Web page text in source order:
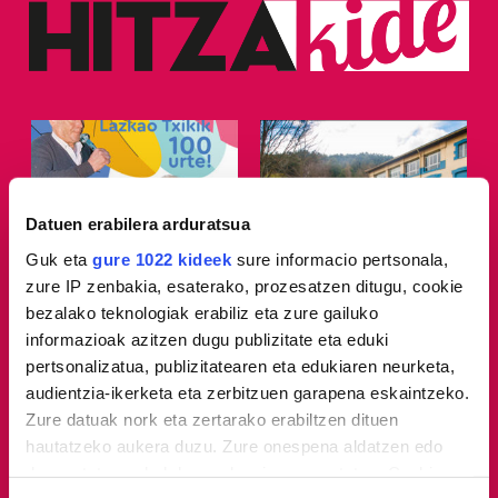
Datuen erabilera arduratsua
Guk eta gure 1022 kideek sure informacio pertsonala,
zure IP zenbakia, esaterako, prozesatzen ditugu, cookie
bezalako teknologiak erabiliz eta zure gailuko
informazioak azitzen dugu publizitate eta eduki
pertsonalizatua, publizitatearen eta edukiaren neurketa,
audientzia-ikerketa eta zerbitzuen garapena eskaintzeko.
Zure datuak nork eta zertarako erabiltzen dituen
hautatzeko aukera duzu. Zure onespena aldatzen edo
Zozketak
Lazkao Txikik 100 urte!
Eskaintzak
LA ENCARTADA
FABRIKA-MUSEOA